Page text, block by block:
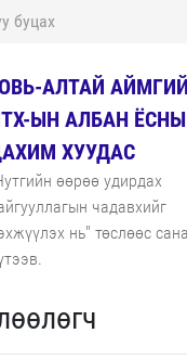
буцах
АЛТАЙ
ЫН АЛБАН ЁСНЫ
ХУУДАС
өөрөө удирдах
чадавхийг
нь" төслөөс